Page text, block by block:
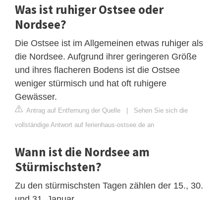
Was ist ruhiger Ostsee oder
Nordsee?
Die Ostsee ist im Allgemeinen etwas ruhiger als
die Nordsee. Aufgrund ihrer geringeren Größe
und ihres flacheren Bodens ist die Ostsee
weniger stürmisch und hat oft ruhigere
Gewässer.
Antrag auf Entfernung der Quelle | Sehen Sie sich die
vollständige Antwort auf ferienhaus-ostsee.de an
Wann ist die Nordsee am
Stürmischsten?
Zu den stürmischsten Tagen zählen der 15., 30.